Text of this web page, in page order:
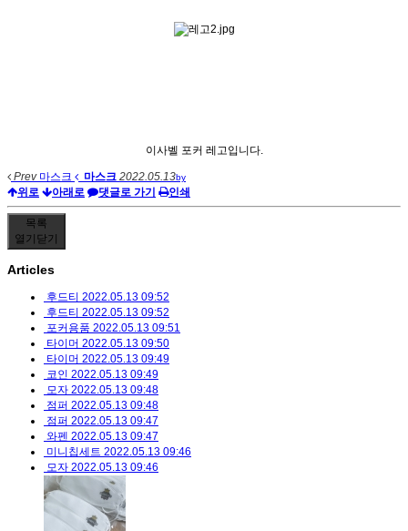
이사벨 포커 레고입니다.
Prev마스크 마스크 2022.05.13by
위로 아래로 댓글로 가기 인쇄
목록
열기 닫기
Articles
후드티 2022.05.13 09:52
후드티 2022.05.13 09:52
포커용품 2022.05.13 09:51
타이머 2022.05.13 09:50
타이머 2022.05.13 09:49
코인 2022.05.13 09:49
모자 2022.05.13 09:48
점퍼 2022.05.13 09:48
점퍼 2022.05.13 09:47
와펜 2022.05.13 09:47
미니칩세트 2022.05.13 09:46
모자 2022.05.13 09:46